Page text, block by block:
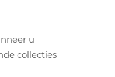
u
collecties